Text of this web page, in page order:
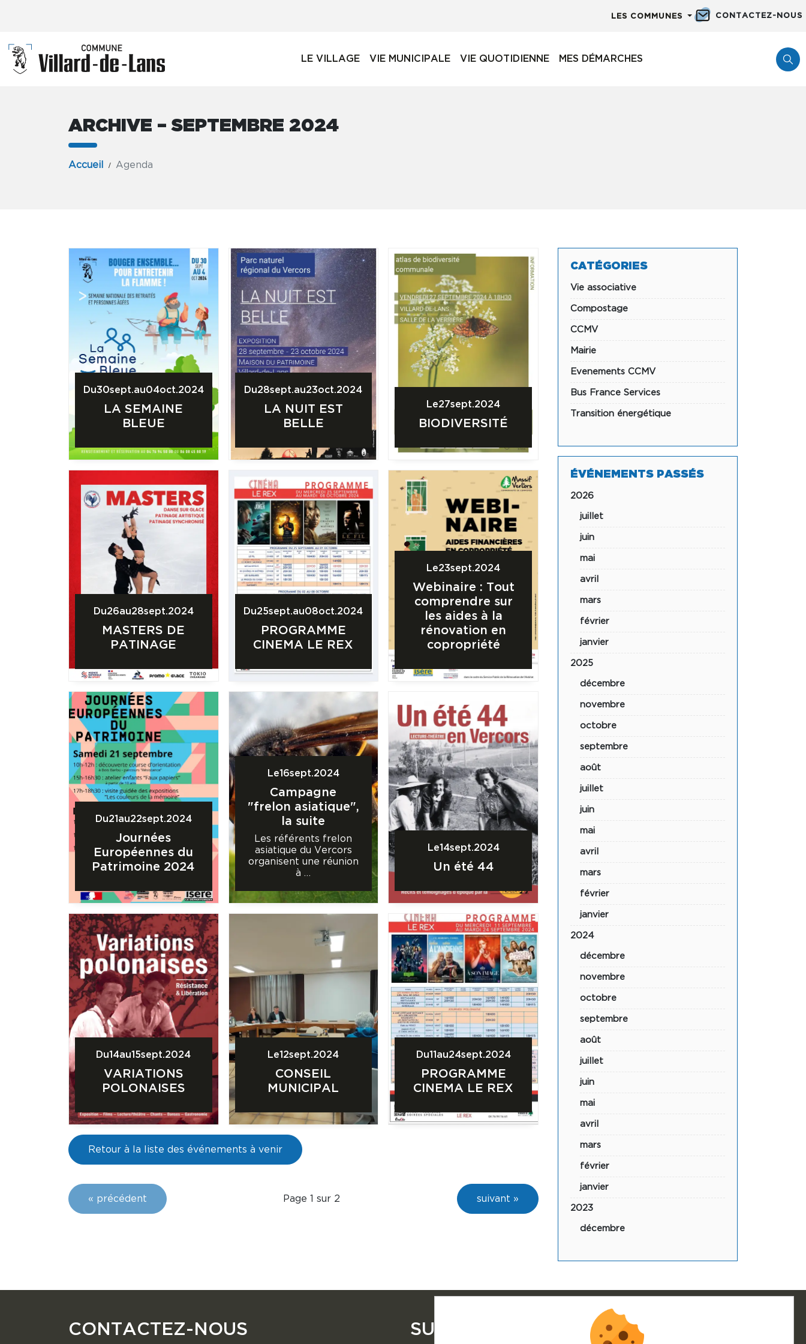
LES COMMUNES CONTACTEZ-NOUS
LE VILLAGE VIE MUNICIPALE VIE QUOTIDIENNE MES DÉMARCHES
ARCHIVE – SEPTEMBRE 2024
Accueil Agenda
Du30sept.au04oct.2024
LA SEMAINE
BLEUE
Du28sept.au23oct.2024
LA NUIT EST
BELLE
Le27sept.2024
BIODIVERSITÉ
Du26au28sept.2024
MASTERS DE
PATINAGE
Du25sept.au08oct.2024
PROGRAMME
CINEMA LE REX
Le23sept.2024
Webinaire : Tout
comprendre sur
les aides à la
rénovation en
copropriété
Du21 au22sept.2024
Journées
Européennes du
Patrimoine 2024
Le16sept.2024
Campagne
"frelon asiatique",
la suite
Les référents frelon
asiatique du Vercors
organisent une réunion
à …
Le14sept.2024
Un été 44
Du14au15sept.2024
VARIATIONS
POLONAISES
Le12sept.2024
CONSEIL
MUNICIPAL
Du11 au24sept.2024
PROGRAMME
CINEMA LE REX
Retour à la liste des événements à venir
« précédent Page 1 sur 2 suivant »
CATÉGORIES
Vie associative
Compostage
CCMV
Mairie
Evenements CCMV
Bus France Services
Transition énergétique
ÉVÉNEMENTS PASSÉS
2026
juillet
juin
mai
avril
mars
février
janvier
2025
décembre
novembre
octobre
septembre
août
juillet
juin
mai
avril
mars
février
janvier
2024
décembre
novembre
octobre
septembre
août
juillet
juin
mai
avril
mars
février
janvier
2023
décembre
CONTACTEZ-NOUS SUIVEZ NOUS